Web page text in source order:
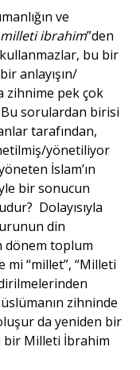
ve
milleti ibrahim”den
bu bir
anlayışın/
zihnime pek çok
sorulardan birisi
tarafından,
yönetiliyor
İslam’ın
bir sonucun
Dolayısıyla
din
dönem toplum
mi “millet”, “Milleti
zihninde
da yeniden bir
bir Milleti İbrahim